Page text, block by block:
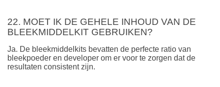
22. MOET IK DE GEHELE INHOUD VAN DE
BLEEKMIDDELKIT GEBRUIKEN?
Ja. De bleekmiddelkits bevatten de perfecte ratio van
bleekpoeder en developer om er voor te zorgen dat de
resultaten consistent zijn.